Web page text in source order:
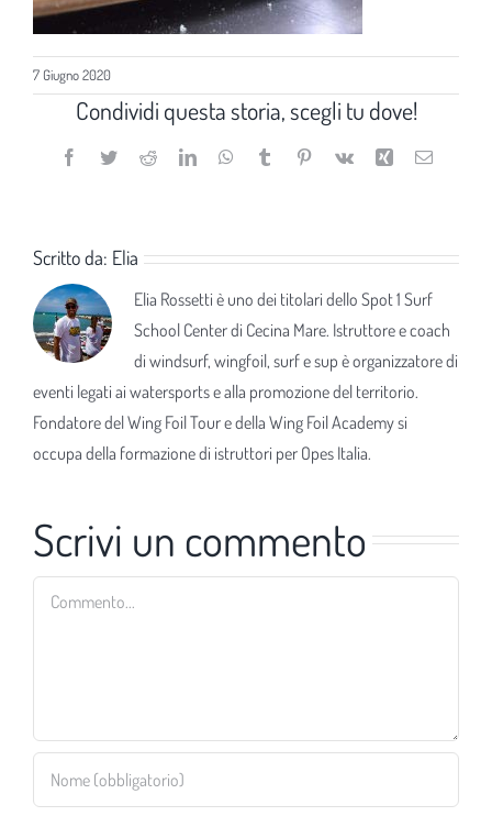
7 Giugno 2020
Condividi questa storia, scegli tu dove!
Facebook
TwitterRedditLinkedInWhatsApp
TumblrPinterest
Vk Xing Email
Scritto da: Elia
Elia Rossetti è uno dei titolari dello Spot 1 Surf
School Center di Cecina Mare. Istruttore e coach
di windsurf, wingfoil, surf e sup è organizzatore di
eventi legati ai watersports e alla promozione del territorio.
Fondatore del Wing Foil Tour e della Wing Foil Academy si
occupa della formazione di istruttori per Opes Italia.
Scrivi un commento
Commento